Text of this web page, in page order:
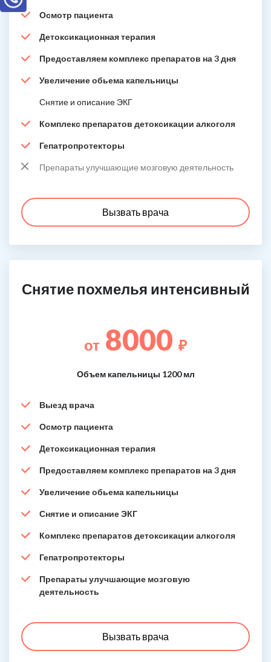
Осмотр пациента
Детоксикационная терапия
Предоставляем комплекс препаратов на 3 дня
Увеличение обьема капельницы
Снятие и описание ЭКГ
Комплекс препаратов детоксикации алкоголя
Гепатропротекторы
Препараты улучшающие мозговую деятельность
Вызвать врача
Снятие похмелья интенсивный
от 8000 ₽
Объем капельницы 1200 мл
Выезд врача
Осмотр пациента
Детоксикационная терапия
Предоставляем комплекс препаратов на 3 дня
Увеличение обьема капельницы
Снятие и описание ЭКГ
Комплекс препаратов детоксикации алкоголя
Гепатропротекторы
Препараты улучшающие мозговую
деятельность
Вызвать врача